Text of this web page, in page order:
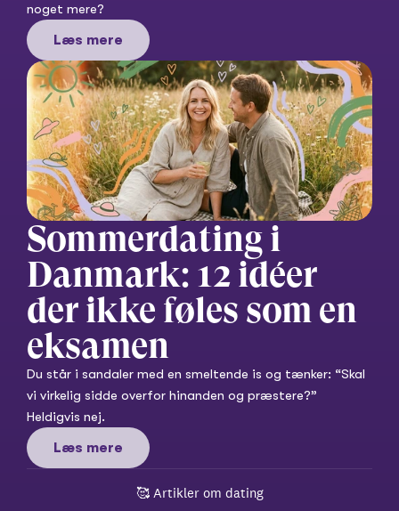
noget mere?
Læs mere
Sommerdating i
Danmark: 12 idéer
der ikke føles som en
eksamen
Du står i sandaler med en smeltende is og tænker: “Skal
vi virkelig sidde overfor hinanden og præstere?”
Heldigvis nej.
Læs mere
🥰 Artikler om dating